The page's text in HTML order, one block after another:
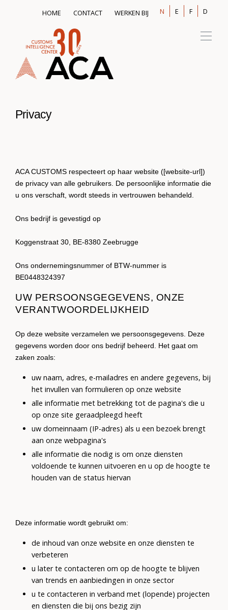
TOPMENU
HOME CONTACT WERKEN BIJ N E F D
Privacy
ACA CUSTOMS respecteert op haar website ([website-url])
de privacy van alle gebruikers. De persoonlijke informatie die
u ons verschaft, wordt steeds in vertrouwen behandeld.
Ons bedrijf is gevestigd op
Koggenstraat 30, BE-8380 Zeebrugge
Ons ondernemingsnummer of BTW-nummer is
BE0448324397
UW PERSOONSGEGEVENS, ONZE
VERANTWOORDELIJKHEID
Op deze website verzamelen we persoonsgegevens. Deze
gegevens worden door ons bedrijf beheerd. Het gaat om
zaken zoals:
uw naam, adres, e-mailadres en andere gegevens, bij
het invullen van formulieren op onze website
alle informatie met betrekking tot de pagina's die u
op onze site geraadpleegd heeft
uw domeinnaam (IP-adres) als u een bezoek brengt
aan onze webpagina's
alle informatie die nodig is om onze diensten
voldoende te kunnen uitvoeren en u op de hoogte te
houden van de status hiervan
Deze informatie wordt gebruikt om:
de inhoud van onze website en onze diensten te
verbeteren
u later te contacteren om op de hoogte te blijven
van trends en aanbiedingen in onze sector
u te contacteren in verband met (lopende) projecten
en diensten die bij ons bezig zijn